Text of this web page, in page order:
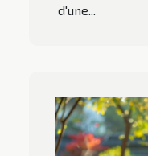
d'une...